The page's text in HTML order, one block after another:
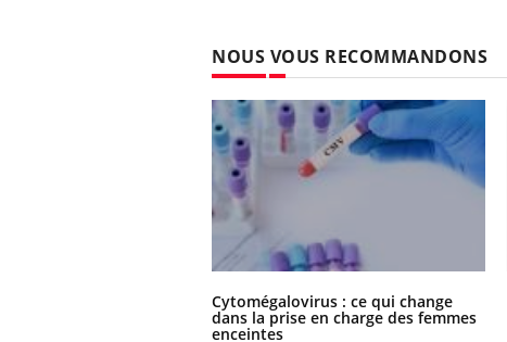
NOUS VOUS RECOMMANDONS
Cytomégalovirus : ce qui change
dans la prise en charge des femmes
enceintes